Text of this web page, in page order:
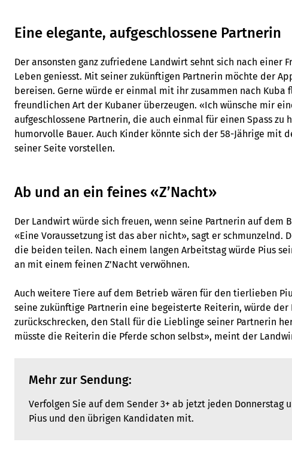
Eine elegante, aufgeschlossene Partnerin
Der ansonsten ganz zufriedene Landwirt sehnt sich nach einer
Leben geniesst. Mit seiner zukünftigen Partnerin möchte der
bereisen. Gerne würde er einmal mit ihr zusammen nach Kuba
freundlichen Art der Kubaner überzeugen. «Ich wünsche mir
aufgeschlossene Partnerin, die auch einmal für einen Spass zu
humorvolle Bauer. Auch Kinder könnte sich der 58-Jährige mit
seiner Seite vorstellen.
Ab und an ein feines «Z’Nacht»
Der Landwirt würde sich freuen, wenn seine Partnerin auf dem
«Eine Voraussetzung ist das aber nicht», sagt er schmunzelnd.
die beiden teilen. Nach einem langen Arbeitstag würde Pius
an mit einem feinen Z’Nacht verwöhnen.
Auch weitere Tiere auf dem Betrieb wären für den tierlieben
seine zukünftige Partnerin eine begeisterte Reiterin, würde
zurückschrecken, den Stall für die Lieblinge seiner Partnerin
müsste die Reiterin die Pferde schon selbst», meint der
Mehr zur Sendung:
Verfolgen Sie auf dem Sender 3+ ab jetzt jeden Donnerstag
Pius und den übrigen Kandidaten mit.